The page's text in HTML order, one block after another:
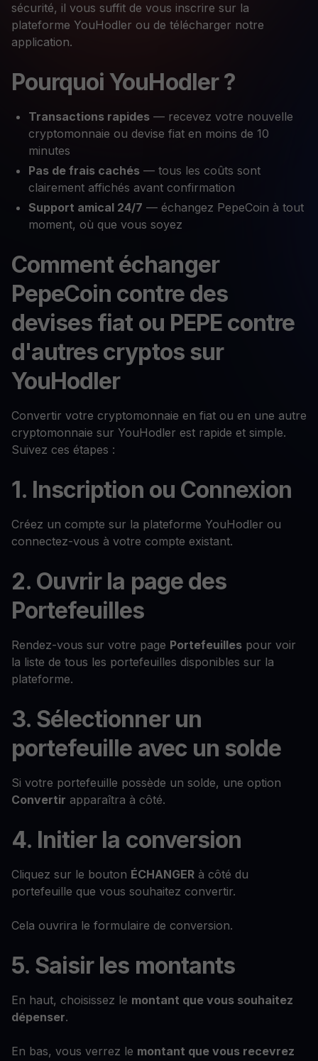
sécurité, il vous suffit de vous inscrire sur la
plateforme YouHodler ou de télécharger notre
application.
Pourquoi YouHodler ?
Transactions rapides — recevez votre nouvelle
cryptomonnaie ou devise fiat en moins de 10
minutes
Pas de frais cachés — tous les coûts sont
clairement affichés avant confirmation
Support amical 24/7 — échangez PepeCoin à tout
moment, où que vous soyez
Comment échanger
PepeCoin contre des
devises fiat ou PEPE contre
d'autres cryptos sur
YouHodler
Convertir votre cryptomonnaie en fiat ou en une autre
cryptomonnaie sur YouHodler est rapide et simple.
Suivez ces étapes :
1. Inscription ou Connexion
Créez un compte sur la plateforme YouHodler ou
connectez-vous à votre compte existant.
2. Ouvrir la page des
Portefeuilles
Rendez-vous sur votre page Portefeuilles pour voir
la liste de tous les portefeuilles disponibles sur la
plateforme.
3. Sélectionner un
portefeuille avec un solde
Si votre portefeuille possède un solde, une option
Convertir apparaîtra à côté.
4. Initier la conversion
Cliquez sur le bouton ÉCHANGER à côté du
portefeuille que vous souhaitez convertir.
Cela ouvrira le formulaire de conversion.
5. Saisir les montants
En haut, choisissez le montant que vous souhaitez
dépenser.
En bas, vous verrez le montant que vous recevrez